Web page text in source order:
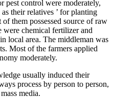
pest control were moderately,
their relatives ’ for planting
them possessed source of raw
were chemical fertilizer and
local area. The middleman was
Most of the farmers applied
moderately.
usually induced their
process by person to person,
media.